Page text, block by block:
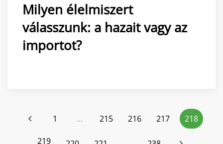
Milyen élelmiszert
válasszunk: a hazait vagy az
importot?
1 … 215 216 217 218
219